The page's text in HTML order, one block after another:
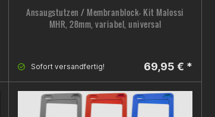
Ansaugstutzen / Membranblock- Kit Malossi
MHR, 28mm, variabel, universal
Sofort versandfertig! 69,95 € *